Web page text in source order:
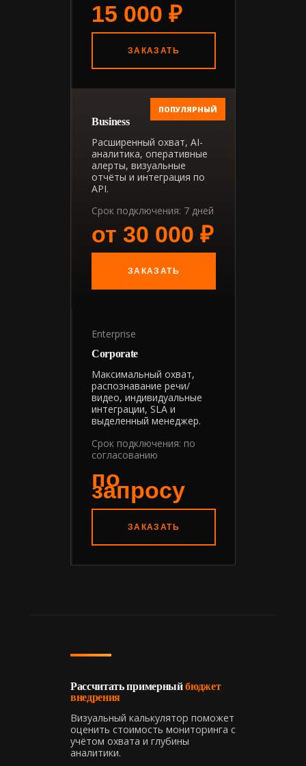
15 000 ₽
ЗАКАЗАТЬ
ПОПУЛЯРНЫЙ
Business
Расширенный охват, AI-
аналитика, оперативные
алерты, визуальные
отчёты и интеграция по
API.
Срок подключения: 7 дней
от 30 000 ₽
ЗАКАЗАТЬ
Enterprise
Corporate
Максимальный охват,
распознавание речи/
видео, индивидуальные
интеграции, SLA и
выделенный менеджер.
Срок подключения: по
согласованию
по
запросу
ЗАКАЗАТЬ
Рассчитать примерныйбюджет
внедрения
Визуальный калькулятор поможет
оценить стоимость мониторинга с
учётом охвата и глубины
аналитики.